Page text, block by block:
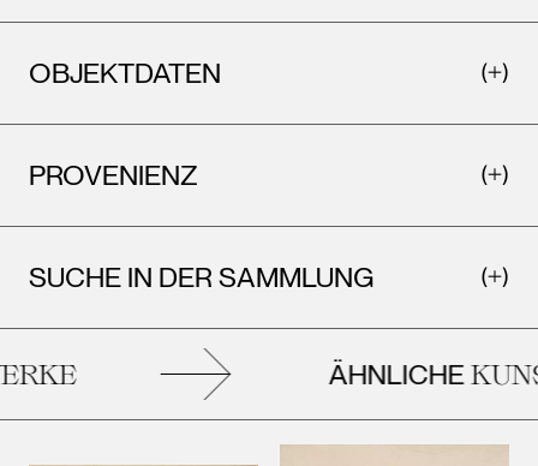
OBJEKTDATEN
PROVENIENZ
SUCHE IN DER SAMMLUNG
ÄHNLICHE